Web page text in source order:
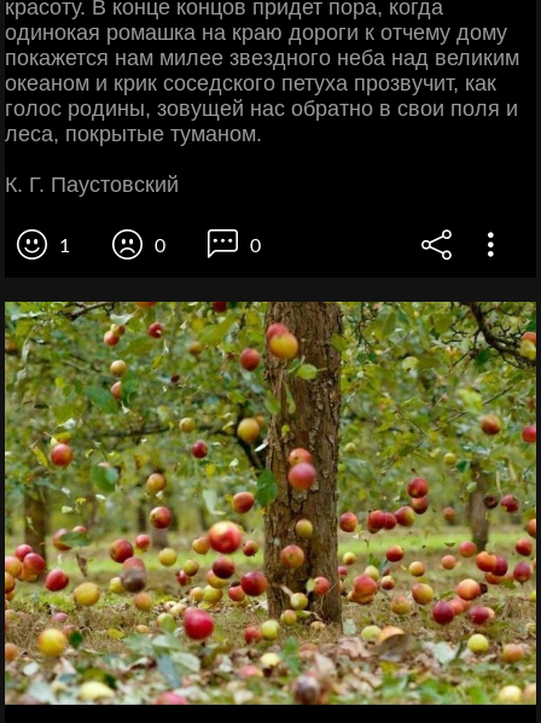
красоту. В конце концов придет пора, когда
одинокая ромашка на краю дороги к отчему дому
покажется нам милее звездного неба над великим
океаном и крик соседского петуха прозвучит, как
голос родины, зовущей нас обратно в свои поля и
леса, покрытые туманом.
К. Г. Паустовский
1 0 0